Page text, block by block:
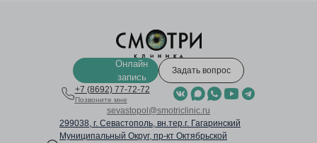
Онлайн
запись
Задать вопрос
+7 (8692) 77-72-72
Позвоните мне
sevastopol@smotriclinic.ru
299038, г. Севастополь, вн.тер.г. Гагаринский
Муниципальный Округ, пр-кт Октябрьской